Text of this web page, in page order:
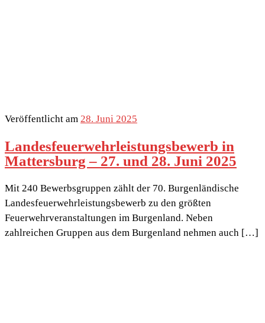
Veröffentlicht am 28. Juni 2025
Landesfeuerwehrleistungsbewerb in
Mattersburg – 27. und 28. Juni 2025
Mit 240 Bewerbsgruppen zählt der 70. Burgenländische
Landesfeuerwehrleistungsbewerb zu den größten
Feuerwehrveranstaltungen im Burgenland. Neben
zahlreichen Gruppen aus dem Burgenland nehmen auch […]